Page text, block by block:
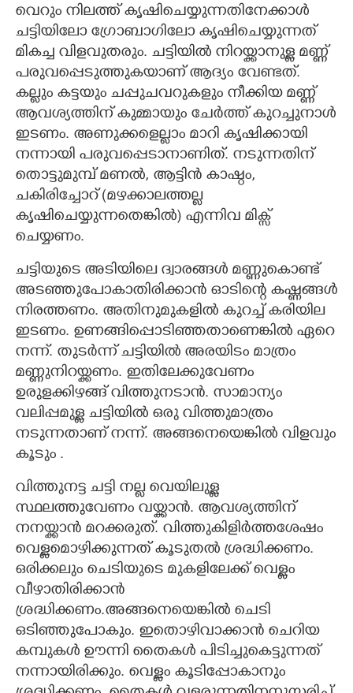
വെറും നിലത്ത് കൃഷിചെയ്യുന്നതിനേക്കാൾ
ചട്ടിയിലോ ഗ്രോബാഗിലോ കൃഷിചെയ്യുന്നത്
മികച്ച വിളവുതരും. ചട്ടിയിൽ നിറയ്ക്കാനുള്ള മണ്ണ്
പരുവപ്പെടുത്തുകയാണ് ആദ്യം വേണ്ടത്.
കല്ലും കട്ടയും ചപ്പുചവറുകളും നീക്കിയ മണ്ണ്
ആവശ്യത്തിന് കുമ്മായും ചേർത്ത് കുറച്ചുനാൾ
ഇടണം. അണുക്കളെല്ലാം മാറി കൃഷിക്കായി
നന്നായി പരുവപ്പെടാനാണിത്. നടുന്നതിന്
തൊട്ടുമുമ്പ് മണൽ, ആട്ടിൻ കാഷ്ഠം,
ചകിരിച്ചോറ് (മഴക്കാലത്തല്ല
കൃഷിചെയ്യുന്നതെങ്കിൽ) എന്നിവ മിക്സ്
ചെയ്യണം.
ചട്ടിയുടെ അടിയിലെ ദ്വാരങ്ങൾ മണ്ണുകാെണ്ട്
അടഞ്ഞുപോകാതിരിക്കാൻ ഓടിന്റെ കഷ്ണങ്ങൾ
നിരത്തണം. അതിനുമുകളിൽ കുറച്ച് കരിയില
ഇടണം. ഉണങ്ങിപ്പൊടിഞ്ഞതാണെങ്കിൽ ഏറെ
നന്ന്. തുടർന്ന് ചട്ടിയിൽ അരയിടം മാത്രം
മണ്ണുനിറയ്ക്കണം. ഇതിലേക്കുവേണം
ഉരുളക്കിഴങ്ങ് വിത്തുനടാൻ. സാമാന്യം
വലിപ്പമുള്ള ചട്ടിയിൽ ഒരു വിത്തുമാത്രം
നടുന്നതാണ് നന്ന്. അങ്ങനെയെങ്കിൽ വിളവും
കൂടും .
വിത്തുനട്ട ചട്ടി നല്ല വെയിലുള്ള
സ്ഥലത്തുവേണം വയ്ക്കാൻ. ആവശ്യത്തിന്
നനയ്ക്കാൻ മറക്കരുത്. വിത്തുകിളിർത്തശേഷം
വെള്ളമൊഴിക്കുന്നത് കൂടുതൽ ശ്രദ്ധിക്കണം.
ഒരിക്കലും ചെടിയുടെ മുകളിലേക്ക് വെള്ളം
വീഴാതിരിക്കാൻ
ശ്രദ്ധിക്കണം.അങ്ങനെയെങ്കിൽ ചെടി
ഒടിഞ്ഞുപോകും. ഇതൊഴിവാക്കാൻ ചെറിയ
കമ്പുകൾ ഊന്നി തൈകൾ പിടിച്ചുകെട്ടുന്നത്
നന്നായിരിക്കും. വെള്ളം കൂടിപ്പോകാനും